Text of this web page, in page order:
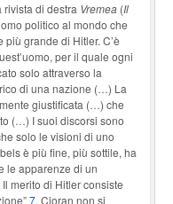
di destra Vremea (Il
politico al mondo che
grande di Hitler. C’è
per il quale ogni
solo attraverso la
di una nazione (…) La
giustificata (…) che
(…) I suoi discorsi sono
solo le visioni di uno
è più fine, più sottile, ha
le apparenze di un
merito di Hitler consiste
7. Cioran non si